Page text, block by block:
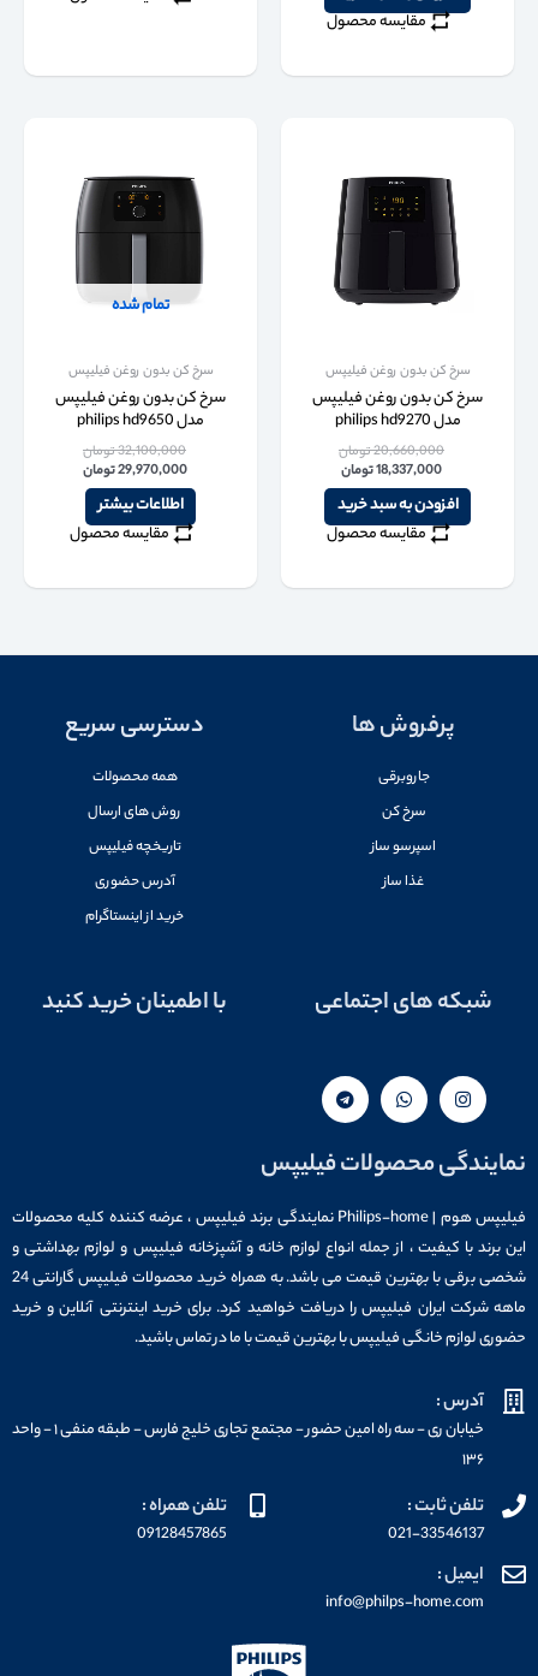
مقایسه محصول
سرخ کن بدون روغن فیلیپس
سرخ کن بدون روغن فیلیپس
مدل philips hd9270
20,660,000تومان
18,337,000تومان
افزودن به سبد خرید
مقایسه محصول
تمام شده
سرخ کن بدون روغن فیلیپس
سرخ کن بدون روغن فیلیپس
مدل philips hd9650
32,100,000تومان
29,970,000تومان
اطلاعات بیشتر
مقایسه محصول
پرفروش ها
جاروبرقی
سرخ کن
اسپرسو ساز
غذا ساز
دسترسی سریع
همه محصولات
روش های ارسال
تاریخچه فیلیپس
آدرس حضوری
خرید از اینستاگرام
شبکه های اجتماعی با اطمینان خرید کنید
نمایندگی محصولات فیلیپس
فیلیپس هوم | Philips-home نمایندگی برند فیلیپس ، عرضه کننده کلیه محصولات
این برند با کیفیت ، از جمله انواع لوازم خانه و آشپزخانه فیلیپس و لوازم بهداشتی و
شخصی برقی با بهترین قیمت می باشد. به همراه خرید محصولات فیلیپس گارانتی 24
ماهه شرکت ایران فیلیپس را دریافت خواهید کرد. برای خرید اینترنتی آنلاین و خرید
حضوری لوازم خانگی فیلیپس با بهترین قیمت با ما در تماس باشید.
آدرس :
خیابان ری - سه راه امین حضور - مجتمع تجاری خلیج فارس - طبقه منفی ۱ - واحد
۱۳۶
تلفن ثابت :
021-33546137
تلفن همراه :
09128457865
ایمیل :
info@philps-home.com